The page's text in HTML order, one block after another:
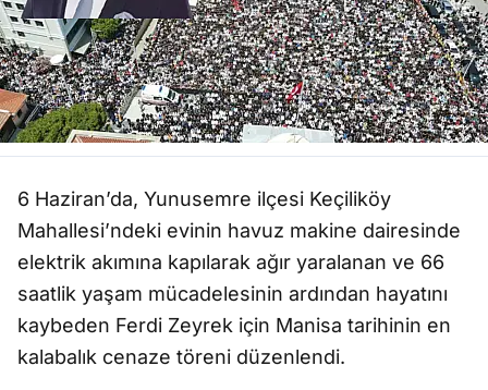
6 Haziran’da, Yunusemre ilçesi Keçiliköy
Mahallesi’ndeki evinin havuz makine dairesinde
elektrik akımına kapılarak ağır yaralanan ve 66
saatlik yaşam mücadelesinin ardından hayatını
kaybeden Ferdi Zeyrek için Manisa tarihinin en
kalabalık cenaze töreni düzenlendi.